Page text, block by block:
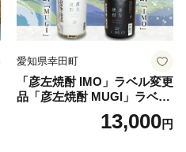
愛知県幸田町
「彦左焼酎 IMO」ラベル変更
品「彦左焼酎 MUGI」ラベル
変更品 飲み比べ セット 合計
2本 720ml×各1本 25度 焼酎
13,000円